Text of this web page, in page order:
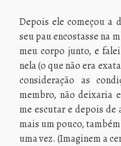
Depois ele começou a
seu pau encostasse na
meu corpo junto, e
nela (o que não era
consideração as
membro, não deixaria
me escutar e depois de
mais um pouco,
uma vez. (Imaginem a